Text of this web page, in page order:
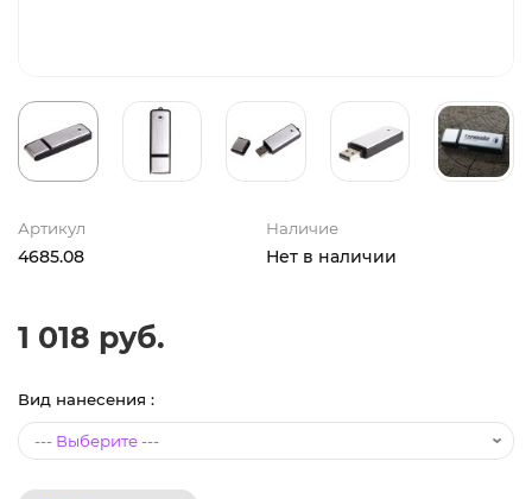
Артикул
4685.08
Наличие
Нет в наличии
1 018 руб.
Вид нанесения :